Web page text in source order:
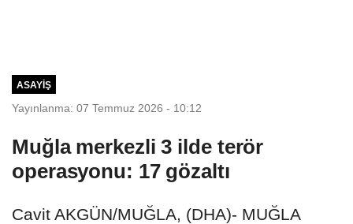
ASAYIŞ
Yayınlanma: 07 Temmuz 2026 - 10:12
Muğla merkezli 3 ilde terör
operasyonu: 17 gözaltı
Cavit AKGÜN/MUĞLA, (DHA)- MUĞLA